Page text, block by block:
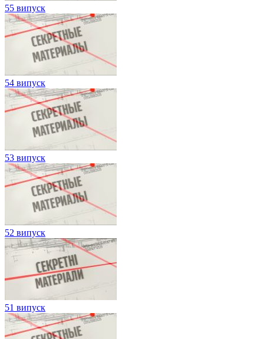
55 випуск
54 випуск
53 випуск
52 випуск
51 випуск